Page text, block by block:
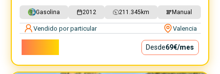
Gasolina 2012 211.345 km Manual
Vendido por particular Valencia
Desde69€/mes